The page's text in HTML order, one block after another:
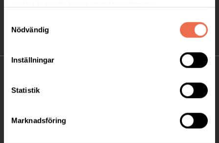
Nödvändig
Inställningar
Statistik
Marknadsföring
Telefon:08-677 70 10